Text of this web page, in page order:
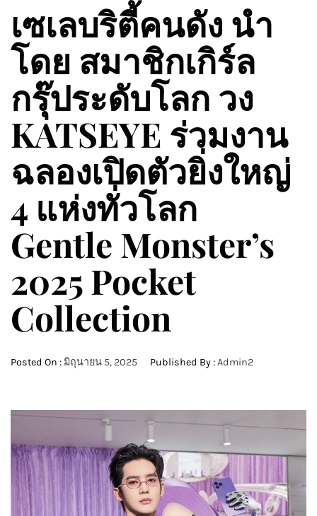
เซเลบริตี้คนดัง นำ
โดย สมาชิกเกิร์ล
กรุ๊ประดับโลก วง
KATSEYE ร่วมงาน
ฉลองเปิดตัวยิ่งใหญ่
4 แห่งทั่วโลก
Gentle Monster’s
2025 Pocket
Collection
Posted On : มิถุนายน 5, 2025 Published By :Admin2